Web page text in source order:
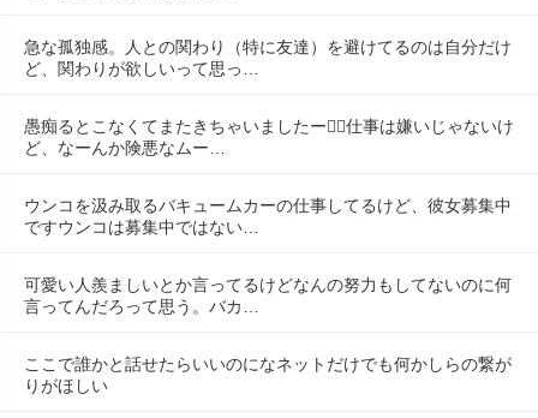
急な孤独感。人との関わり（特に友達）を避けてるのは自分だけ
ど、関わりが欲しいって思っ…
愚痴るとこなくてまたきちゃいましたー😮‍💨仕事は嫌いじゃないけ
ど、なーんか険悪なムー…
ウンコを汲み取るバキュームカーの仕事してるけど、彼女募集中
ですウンコは募集中ではない…
可愛い人羨ましいとか言ってるけどなんの努力もしてないのに何
言ってんだろって思う。バカ…
ここで誰かと話せたらいいのになネットだけでも何かしらの繋が
りがほしい